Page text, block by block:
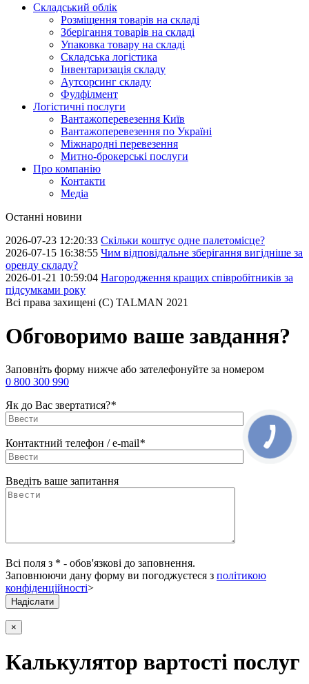
Складський облік
Розміщення товарів на складі
Зберігання товарів на складі
Упаковка товару на складі
Складська логістика
Інвентаризація складу
Аутсорсинг складу
Фулфілмент
Логістичні послуги
Вантажоперевезення Київ
Вантажоперевезення по Україні
Міжнародні перевезення
Митно-брокерські послуги
Про компанію
Контакти
Медіа
Останні новини
2026-07-23 12:20:33 Скільки коштує одне палетомісце?
2026-07-15 16:38:55 Чим відповідальне зберігання вигідніше за
оренду складу?
2026-01-21 10:59:04 Нагородження кращих співробітників за
підсумками року
Всі права захищені (С) TALMAN 2021
Обговоримо ваше завдання?
Заповніть форму нижче або зателефонуйте за номером
0 800 300 990
Як до Вас звертатися?*
Контактний телефон / e-mail*
Введіть ваше запитання
Всі поля з * - обов'язкові до заповнення.
Заповнюючи дану форму ви погоджуєтеся з політикою
конфіденційності>
×
Калькулятор вартості послуг